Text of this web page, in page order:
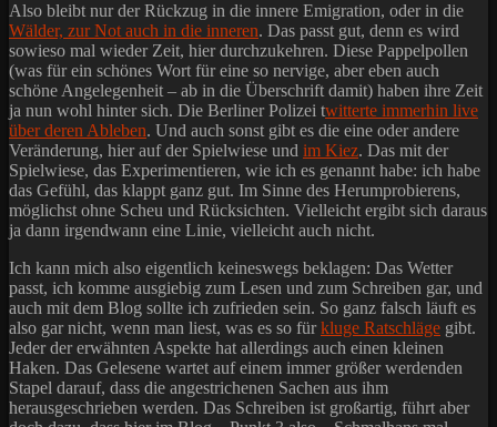
Also bleibt nur der Rückzug in die innere Emigration, oder in die
Wälder, zur Not auch in die inneren. Das passt gut, denn es wird
sowieso mal wieder Zeit, hier durchzukehren. Diese Pappelpollen
(was für ein schönes Wort für eine so nervige, aber eben auch
schöne Angelegenheit – ab in die Überschrift damit) haben ihre Zeit
ja nun wohl hinter sich. Die Berliner Polizei twitterte immerhin live
über deren Ableben. Und auch sonst gibt es die eine oder andere
Veränderung, hier auf der Spielwiese und im Kiez. Das mit der
Spielwiese, das Experimentieren, wie ich es genannt habe: ich habe
das Gefühl, das klappt ganz gut. Im Sinne des Herumprobierens,
möglichst ohne Scheu und Rücksichten. Vielleicht ergibt sich daraus
ja dann irgendwann eine Linie, vielleicht auch nicht.
Ich kann mich also eigentlich keineswegs beklagen: Das Wetter
passt, ich komme ausgiebig zum Lesen und zum Schreiben gar, und
auch mit dem Blog sollte ich zufrieden sein. So ganz falsch läuft es
also gar nicht, wenn man liest, was es so fürkluge Ratschläge gibt.
Jeder der erwähnten Aspekte hat allerdings auch einen kleinen
Haken. Das Gelesene wartet auf einem immer größer werdenden
Stapel darauf, dass die angestrichenen Sachen aus ihm
herausgeschrieben werden. Das Schreiben ist großartig, führt aber